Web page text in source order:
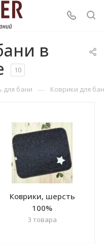
в
10
для бани — Коврики для
Коврики, шерсть
100%
3 товара